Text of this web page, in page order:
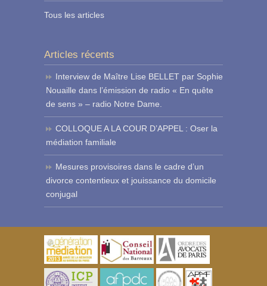
Tous les articles
Articles récents
Interview de Maître Lise BELLET par Sophie
Nouaille dans l’émission de radio « En quête
de sens » – radio Notre Dame.
COLLOQUE A LA COUR D’APPEL : Oser la
médiation familiale
Mesures provisoires dans le cadre d’un
divorce contentieux et jouissance du domicile
conjugal